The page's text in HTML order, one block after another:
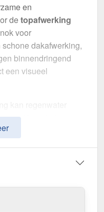
en
detopafwerking
voor
dakafwerking,
binnendringend
een visueel
met langdurige
gevel tot gevolg. Dit
met zijn eenvoudige